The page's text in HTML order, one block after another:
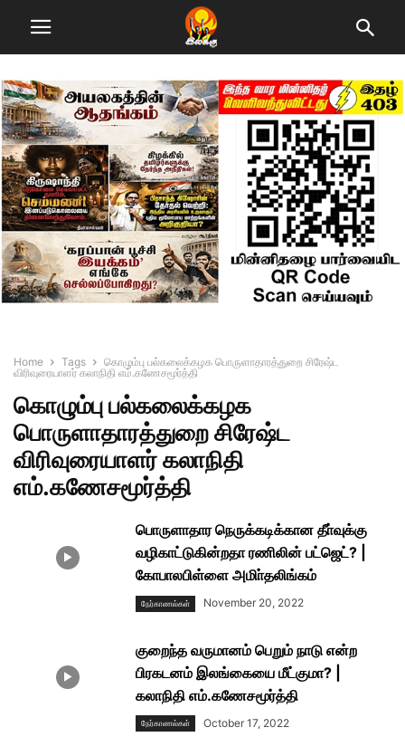
Home Tags
கொழும்பு பல்கலைக்கழக பொருளாதாரத்துறை சிரேஷ்ட
விரிவுரையாளர் கலாநிதி எம்.கணேசமூர்த்தி
கொழும்பு பல்கலைக்கழக
பொருளாதாரத்துறை சிரேஷ்ட
விரிவுரையாளர் கலாநிதி
எம்.கணேசமூர்த்தி
பொருளாதார நெருக்கடிக்கான தீா்வுக்கு
வழிகாட்டுகின்றதா ரணிலின் பட்ஜெட்? |
கோபாலபிள்ளை அமிா்தலிங்கம்
நேர்காணல்கள் November 20, 2022
குறைந்த வருமானம் பெறும் நாடு என்ற
பிரகடனம் இலங்கையை மீட்குமா? |
கலாநிதி எம்.கணேசமூர்த்தி
நேர்காணல்கள் October 17, 2022